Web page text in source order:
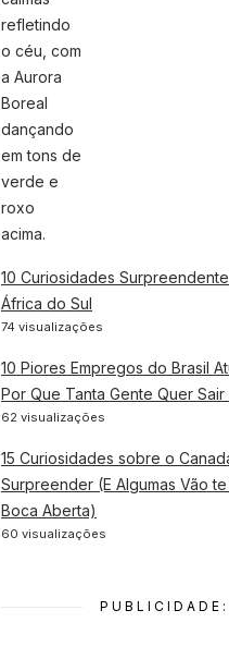
10 Curiosidades
África do Sul
74 visualizações
10 Piores Empregos do Brasil
Por Que Tanta Gente Quer Sair
62 visualizações
15 Curiosidades sobre o
Surpreender (E Algumas Vão
Boca Aberta)
60 visualizações
PUBLICIDADE: